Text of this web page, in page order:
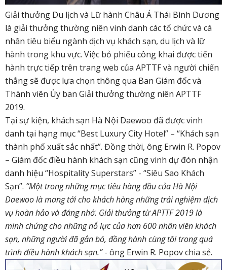
Giải thưởng Du lịch và Lữ hành Châu Á Thái Bình Dương
là giải thưởng thường niên vinh danh các tổ chức và cá
nhân tiêu biểu ngành dịch vụ khách sạn, du lịch và lữ
hành trong khu vực. Việc bỏ phiếu công khai được tiến
hành trực tiếp trên trang web của APTTF và người chiến
thắng sẽ được lựa chọn thông qua Ban Giám đốc và
Thành viên Ủy ban Giải thưởng thường niên APTTF
2019.
Tại sự kiện, khách sạn Hà Nội Daewoo đã được vinh
danh tại hạng mục “Best Luxury City Hotel” – “Khách sạn
thành phố xuất sắc nhất”. Đồng thời, ông Erwin R. Popov
– Giám đốc điều hành khách sạn cũng vinh dự đón nhận
danh hiệu “Hospitality Superstars” - “Siêu Sao Khách
Sạn”. “Một trong những mục tiêu hàng đầu của Hà Nội
Daewoo là mang tới cho khách hàng nhữngtrải nghiệm dịch
vụ hoàn hảo và đáng nhớ. Giải thưởng từ APTTF 2019 là
minh chứng cho những nỗ lực của hơn 600 nhân viên khách
sạn, những người đã gắn bó, đồng hành cùng tôi trong quá
trình điều hành khách sạn.”- ông Erwin R. Popov chia sẻ.